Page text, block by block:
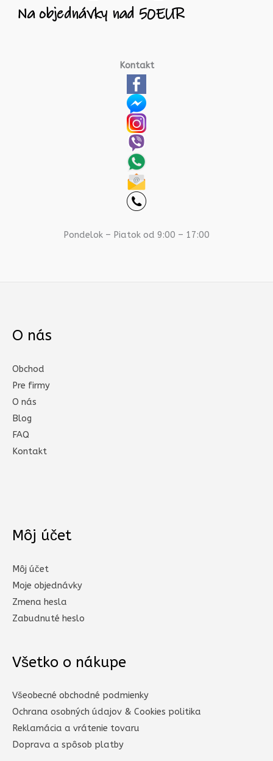
Kontakt
Pondelok – Piatok od 9:00 – 17:00
O nás
Obchod
Pre firmy
O nás
Blog
FAQ
Kontakt
Môj účet
Môj účet
Moje objednávky
Zmena hesla
Zabudnuté heslo
Všetko o nákupe
Všeobecné obchodné podmienky
Ochrana osobných údajov & Cookies politika
Reklamácia a vrátenie tovaru
Doprava a spôsob platby​